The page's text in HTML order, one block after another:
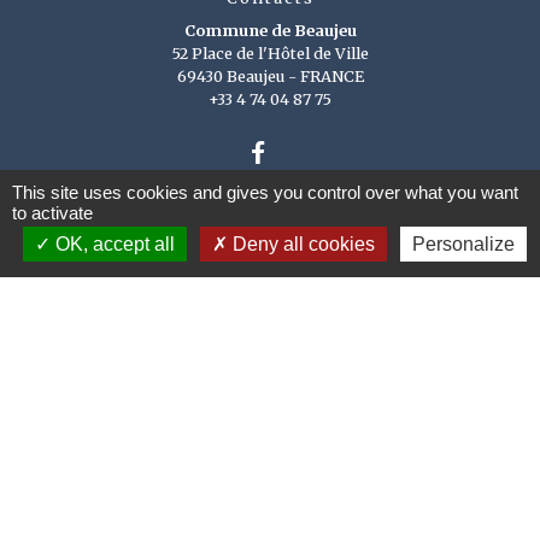
Commune de Beaujeu
52 Place de l'Hôtel de Ville
69430 Beaujeu - FRANCE
+33 4 74 04 87 75
This site uses cookies and gives you control over what you want
to activate
OK, accept all
Deny all cookies Personalize